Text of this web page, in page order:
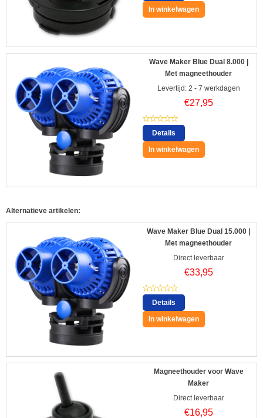
In winkelwagen
Wave Maker Blue Dual 8.000 |
Met magneethouder
Levertijd: 2 - 7 werkdagen
€27,95
Details
In winkelwagen
Alternatieve artikelen:
Wave Maker Blue Dual 15.000 |
Met magneethouder
Direct leverbaar
€33,95
Details
In winkelwagen
Magneethouder voor Wave
Maker
Direct leverbaar
€16,95